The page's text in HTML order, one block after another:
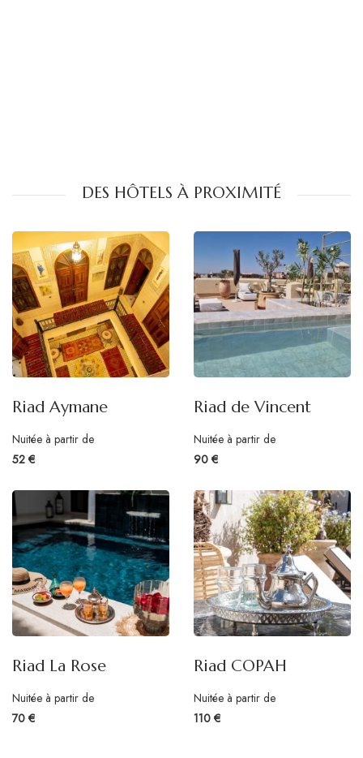
DES HÔTELS À PROXIMITÉ
Riad Aymane
Nuitée à partir de
52 €
Riad de Vincent
Nuitée à partir de
90 €
Riad La Rose
Nuitée à partir de
70 €
Riad COPAH
Nuitée à partir de
110 €